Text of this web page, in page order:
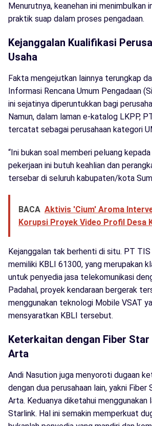
Menurutnya, keanehan ini menimbulkan
praktik suap dalam proses pengadaan.
Kejanggalan Kualifikasi
Usaha
Fakta mengejutkan lainnya terungkap
Informasi Rencana Umum Pengadaan
ini sejatinya diperuntukkan bagi
Namun, dalam laman e-katalog LKPP,
tercatat sebagai perusahaan kategori
“Ini bukan soal memberi peluang
pekerjaan ini butuh keahlian dan
tersebar di seluruh kabupaten/kota
BACA Aktivis 'Cium' Aroma
Korupsi Proyek Video Profil Desa
Kejanggalan tak berhenti di situ. PT
memiliki KBLI 61300, yang merupakan
untuk penyedia jasa telekomunikasi
Padahal, proyek kendaraan bergerak
menggunakan teknologi Mobile VSAT
mensyaratkan KBLI tersebut.
Keterkaitan dengan Fiber
Arta
Andi Nasution juga menyoroti dugaan
dengan dua perusahaan lain, yakni Fiber
Arta. Keduanya diketahui menggunakan
Starlink. Hal ini semakin memperkuat